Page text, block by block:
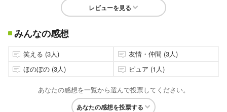
レビューを見る
みんなの感想
笑える (3人)
友情・仲間 (3人)
ほのぼの (3人)
ピュア (1人)
あなたの感想を一覧から選んで投票してください。
あなたの感想を投票する